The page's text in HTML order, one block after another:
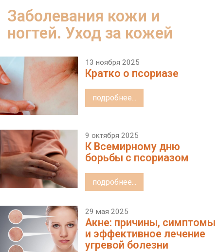
Заболевания кожи и
ногтей. Уход за кожей
13 ноября 2025
Кратко о псориазе
подробнее...
9 октября 2025
К Всемирному дню
борьбы с псориазом
подробнее...
29 мая 2025
Акне: причины, симптомы
и эффективное лечение
угревой болезни